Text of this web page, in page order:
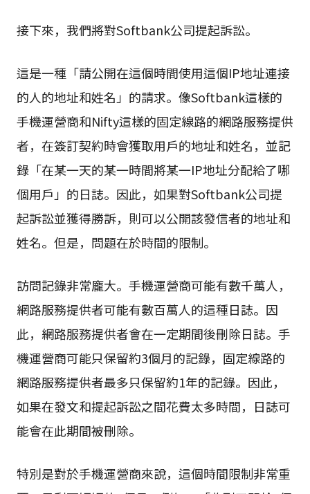
接下來，我們將對Softbank公司提起訴訟。
這是一種「請公開在這個時間使用這個IP地址連接
的人的地址和姓名」的請求。像Softbank這樣的
手機運營商和Nifty這樣的固定線路的網路服務提供
者，在簽訂契約時會獲取用戶的地址和姓名，並記
錄「在某一天的某一時間將某一IP地址分配給了哪
個用戶」的日誌。因此，如果對Softbank公司提
起訴訟並獲得勝訴，則可以公開該發信者的地址和
姓名。但是，問題在於時間的限制。
訪問記錄非常龐大。手機運營商可能有數千萬人，
網路服務提供者可能有數百萬人的這種日誌。因
此，網路服務提供者會在一定期間後刪除日誌。手
機運營商可能只保留約3個月的記錄，固定線路的
網路服務提供者最多只保留約1年的記錄。因此，
如果在發文和提起訴訟之間花費太多時間，日誌可
能會在此期間被刪除。
特別是對於手機運營商來說，這個時間限制非常重